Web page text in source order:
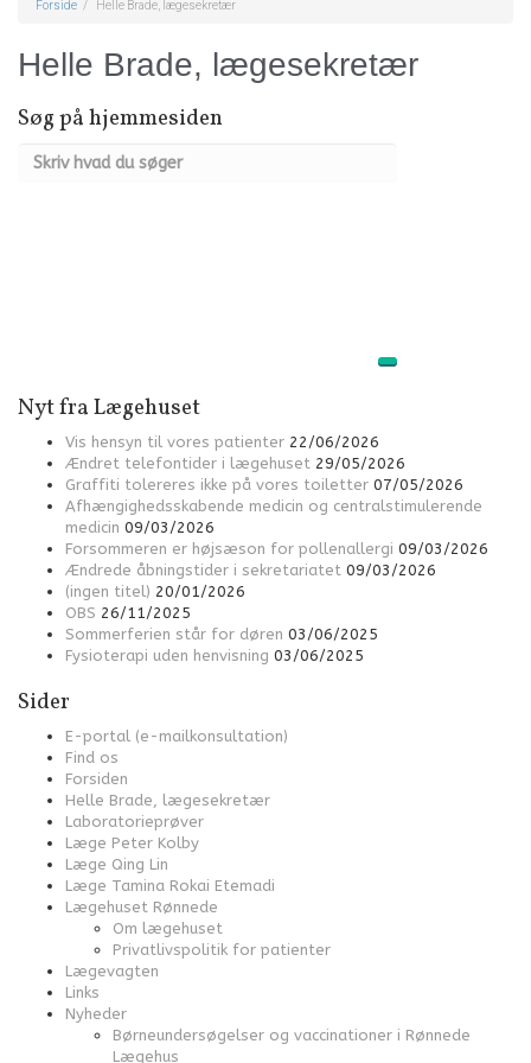
Forside Helle Brade, lægesekretær
Helle Brade, lægesekretær
Søg på hjemmesiden
Nyt fra Lægehuset
Vis hensyn til vores patienter 22/06/2026
Ændret telefontider i lægehuset 29/05/2026
Graffiti tolereres ikke på vores toiletter 07/05/2026
Afhængighedsskabende medicin og centralstimulerende
medicin 09/03/2026
Forsommeren er højsæson for pollenallergi 09/03/2026
Ændrede åbningstider i sekretariatet 09/03/2026
(ingen titel) 20/01/2026
OBS 26/11/2025
Sommerferien står for døren 03/06/2025
Fysioterapi uden henvisning 03/06/2025
Sider
E-portal (e-mailkonsultation)
Find os
Forsiden
Helle Brade, lægesekretær
Laboratorieprøver
Læge Peter Kolby
Læge Qing Lin
Læge Tamina Rokai Etemadi
Lægehuset Rønnede
Om lægehuset
Privatlivspolitik for patienter
Lægevagten
Links
Nyheder
Børneundersøgelser og vaccinationer i Rønnede
Lægehus